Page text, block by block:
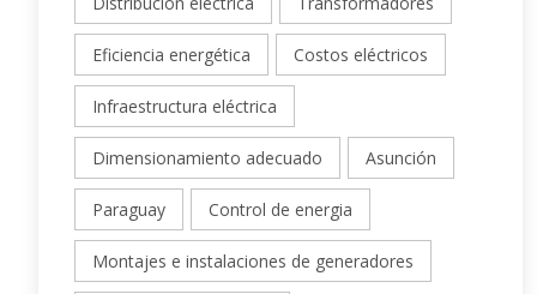
Eficiencia energética Costos eléctricos
Infraestructura eléctrica
Dimensionamiento adecuado Asunción
Paraguay Control de energia
Montajes e instalaciones de generadores